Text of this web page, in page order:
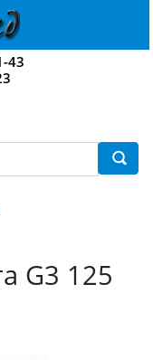
43
G3 125